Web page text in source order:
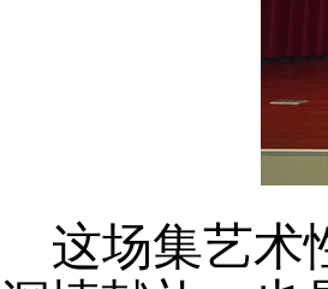
这场集艺术